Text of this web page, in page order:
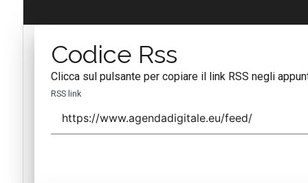
Codice Rss
Clicca sul pulsante per copiare il link RSS negli
RSS link